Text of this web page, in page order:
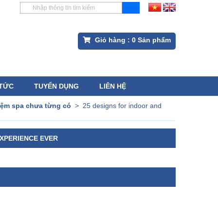
Giỏ hàng : 0 Sản phẩm
TUYỂN DỤNG LIÊN HỆ
spa chưa từng có > 25 designs for indoor and
EVER